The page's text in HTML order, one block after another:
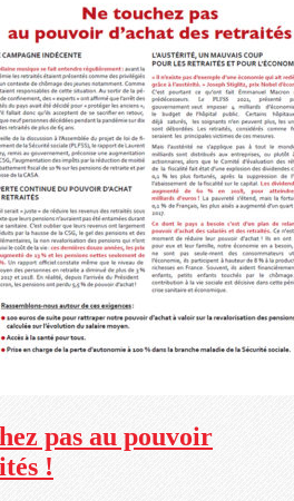
pas au pouvoir
!